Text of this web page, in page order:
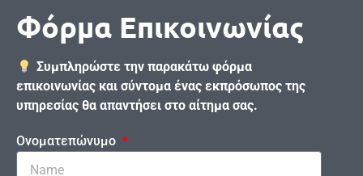
Φόρμα Επικοινωνίας
Συμπληρώστε την παρακάτω φόρμα
επικοινωνίας και σύντομα ένας εκπρόσωπος της
υπηρεσίας θα απαντήσει στο αίτημα σας.
Ονοματεπώνυμο